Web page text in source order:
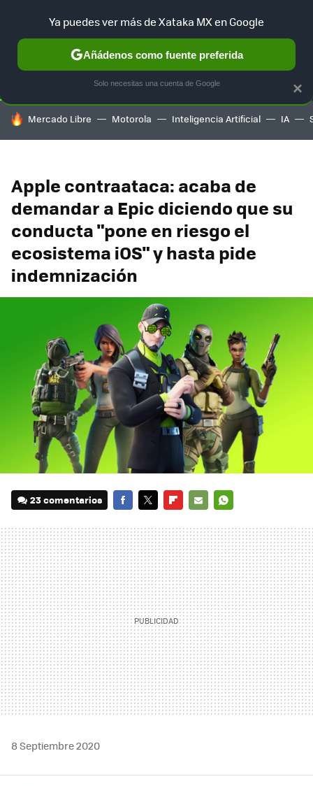
SELECCIÓN GAMING HOME AUTO TERRITORIO
HOY SE HABLA DE
Mercado Libre Motorola Inteligencia Artificial IA
Apple contraataca: acaba de
demandar a Epic diciendo que su
conducta "pone en riesgo el
ecosistema iOS" y hasta pide
indemnización
23 comentarios
MAIL
8 Septiembre 2020
×
Ya puedes ver más de Xataka MX en Google
Añádenos como fuente preferida
Solo necesitas una cuenta de Google